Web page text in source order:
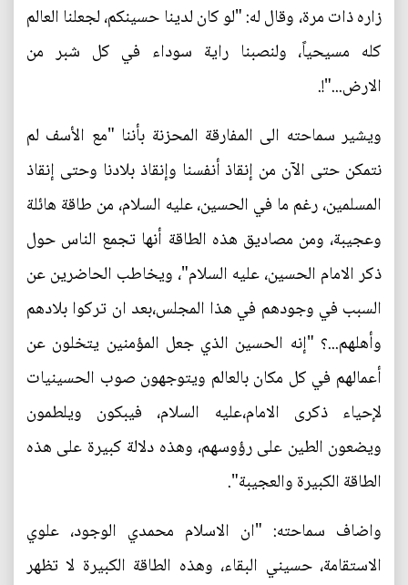
زاره ذات مرة، وقال له: "لو كان لدينا حسينكم، لجعلنا العالم
كله مسيحياً، ولنصبنا راية سوداء في كل شبر من
الارض..."!.
ويشير سماحته الى المفارقة المحزنة بأننا "مع الأسف لم
نتمكن حتى الآن من إنقاذ أنفسنا وإنقاذ بلادنا وحتى إنقاذ
المسلمين، رغم ما في الحسين، عليه السلام، من طاقة هائلة
وعجيبة، ومن مصاديق هذه الطاقة أنها تجمع الناس حول
ذكر الامام الحسين، عليه السلام"، ويخاطب الحاضرين عن
السبب في وجودهم في هذا المجلس،بعد ان تركوا بلادهم
وأهلهم...؟ "إنه الحسين الذي جعل المؤمنين يتخلون عن
أعمالهم في كل مكان بالعالم ويتوجهون صوب الحسينيات
لإحياء ذكرى الامام،عليه السلام، فيبكون ويلطمون
ويضعون الطين على رؤوسهم، وهذه دلالة كبيرة على هذه
الطاقة الكبيرة والعجيبة".
واضاف سماحته: "ان الاسلام محمدي الوجود، علوي
الاستقامة، حسيني البقاء، وهذه الطاقة الكبيرة لا تظهر